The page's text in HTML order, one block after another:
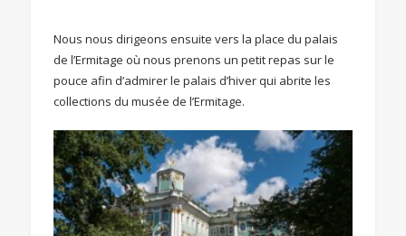
Nous nous dirigeons ensuite vers la place du palais
de l’Ermitage où nous prenons un petit repas sur le
pouce afin d’admirer le palais d’hiver qui abrite les
collections du musée de l’Ermitage.